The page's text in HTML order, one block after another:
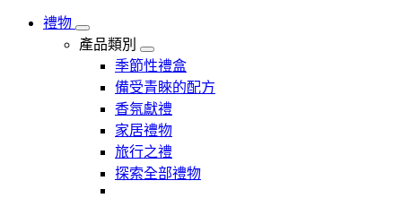
禮物
產品類別
季節性禮盒
備受青睞的配方
香氛獻禮
家居禮物
旅行之禮
探索全部禮物